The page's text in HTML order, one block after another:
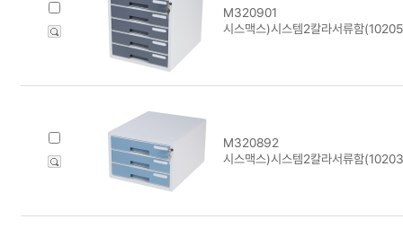
M320901
시스맥스)시스템2칼라서류함
M320892
시스맥스)시스템2칼라서류함